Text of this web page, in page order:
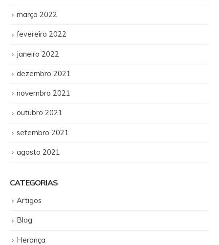
março 2022
fevereiro 2022
janeiro 2022
dezembro 2021
novembro 2021
outubro 2021
setembro 2021
agosto 2021
CATEGORIAS
Artigos
Blog
Herança